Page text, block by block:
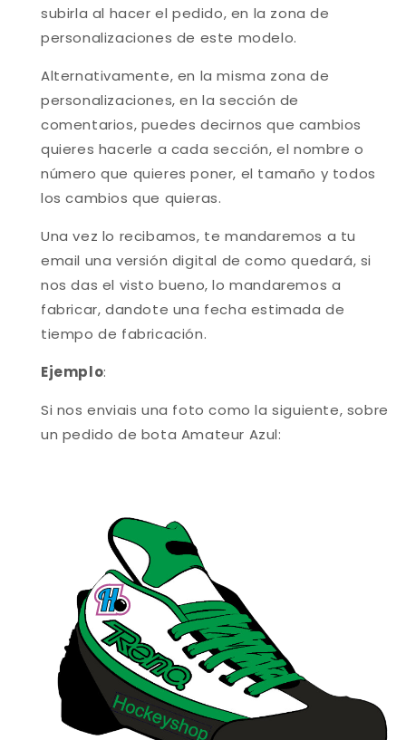
subirla al hacer el pedido, en la zona de
personalizaciones de este modelo.
Alternativamente, en la misma zona de
personalizaciones, en la sección de
comentarios, puedes decirnos que cambios
quieres hacerle a cada sección, el nombre o
número que quieres poner, el tamaño y todos
los cambios que quieras.
Una vez lo recibamos, te mandaremos a tu
email una versión digital de como quedará, si
nos das el visto bueno, lo mandaremos a
fabricar, dandote una fecha estimada de
tiempo de fabricación.
Ejemplo:
Si nos enviais una foto como la siguiente, sobre
un pedido de bota Amateur Azul: